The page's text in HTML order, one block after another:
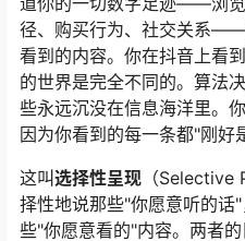
径、购买行为、社交关系
看到的内容。你在抖音上看
的世界是完全不同的。算法
些永远沉没在信息海洋里。
因为你看到的每一条都"刚好
这叫选择性呈现 （
择性地说那些"你愿意听的话
些"你愿意看的"内容。两者